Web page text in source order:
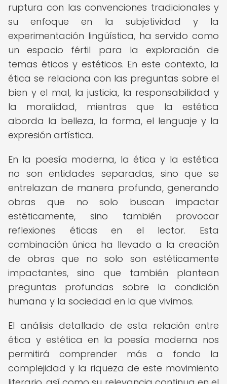
ruptura con las convenciones tradicionales y
su enfoque en la subjetividad y la
experimentación lingüística, ha servido como
un espacio fértil para la exploración de
temas éticos y estéticos. En este contexto, la
ética se relaciona con las preguntas sobre el
bien y el mal, la justicia, la responsabilidad y
la moralidad, mientras que la estética
aborda la belleza, la forma, el lenguaje y la
expresión artística.
En la poesía moderna, la ética y la estética
no son entidades separadas, sino que se
entrelazan de manera profunda, generando
obras que no solo buscan impactar
estéticamente, sino también provocar
reflexiones éticas en el lector. Esta
combinación única ha llevado a la creación
de obras que no solo son estéticamente
impactantes, sino que también plantean
preguntas profundas sobre la condición
humana y la sociedad en la que vivimos.
El análisis detallado de esta relación entre
ética y estética en la poesía moderna nos
permitirá comprender más a fondo la
complejidad y la riqueza de este movimiento